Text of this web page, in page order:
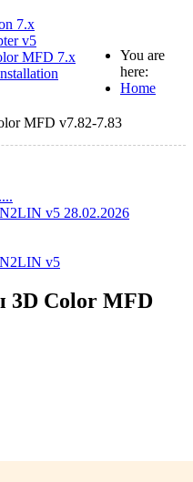
7.x
v5
MFD 7.x
You are
here:
Home
MFD v7.82-7.83
v5 28.02.2026
v5
3D Color MFD